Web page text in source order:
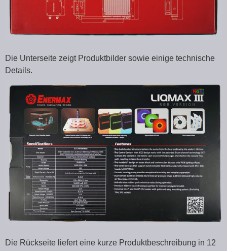
Die Unterseite zeigt Produktbilder sowie einige technische
Details.
Die Rückseite liefert eine kurze Produktbeschreibung in 12